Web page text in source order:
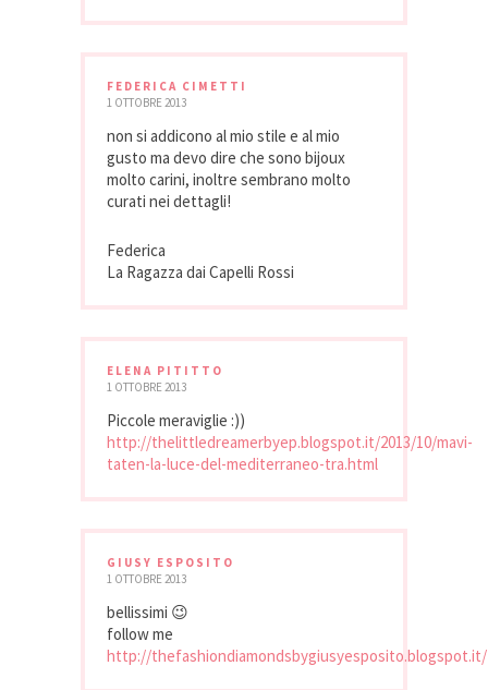
FEDERICA CIMETTI
1 OTTOBRE 2013
non si addicono al mio stile e al mio
gusto ma devo dire che sono bijoux
molto carini, inoltre sembrano molto
curati nei dettagli!
Federica
La Ragazza dai Capelli Rossi
ELENA PITITTO
1 OTTOBRE 2013
Piccole meraviglie :))
http://thelittledreamerbyep.blogspot.it/2013/10/mavi-
taten-la-luce-del-mediterraneo-tra.html
GIUSY ESPOSITO
1 OTTOBRE 2013
bellissimi 😉
follow me
http://thefashiondiamondsbygiusyesposito.blogspot.it/